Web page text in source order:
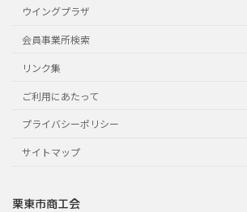
ウイングプラザ
会員事業所検索
リンク集
ご利用にあたって
プライバシーポリシー
サイトマップ
栗東市商工会